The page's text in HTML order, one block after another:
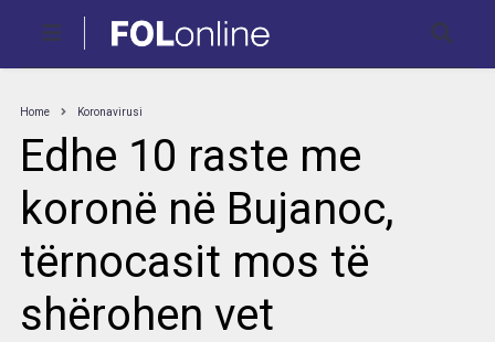
Home Koronavirusi
Edhe 10 raste me
koronë në Bujanoc,
tërnocasit mos të
shërohen vet